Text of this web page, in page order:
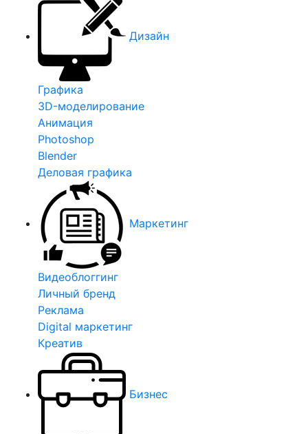
Дизайн
Графика
3D-моделирование
Анимация
Photoshop
Blender
Деловая графика
Маркетинг
Видеоблоггинг
Личный бренд
Реклама
Digital маркетинг
Креатив
Бизнес